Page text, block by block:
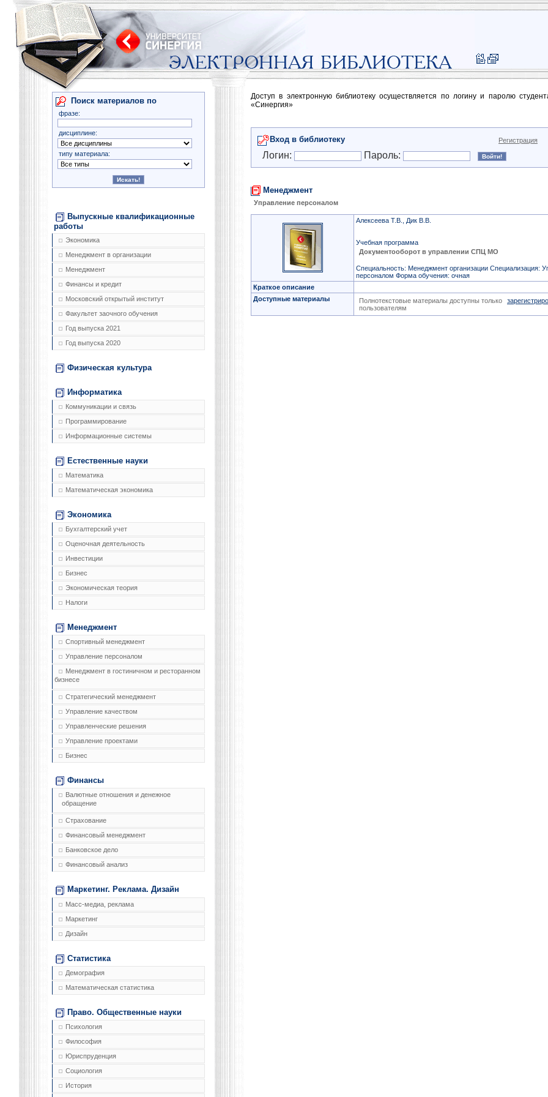
Поиск материалов по
фразе:
дисциплине:
типу материала:
Выпускные квалификационные
работы
Экономика
Менеджмент в организации
Менеджмент
Финансы и кредит
Московский открытый институт
Факультет заочного обучения
Год выпуска 2021
Год выпуска 2020
Физическая культура
Информатика
Коммуникации и связь
Программирование
Информационные системы
Естественные науки
Математика
Математическая экономика
Экономика
Бухгалтерский учет
Оценочная деятельность
Инвестиции
Бизнес
Экономическая теория
Налоги
Менеджмент
Спортивный менеджмент
Управление персоналом
Менеджмент в гостиничном и ресторанном
бизнесе
Стратегический менеджмент
Управление качеством
Управленческие решения
Управление проектами
Бизнес
Финансы
Валютные отношения и денежное
обращение
Страхование
Финансовый менеджмент
Банковское дело
Финансовый анализ
Маркетинг. Реклама. Дизайн
Масс-медиа, реклама
Маркетинг
Дизайн
Статистика
Демография
Математическая статистика
Право. Общественные науки
Психология
Философия
Юриспруденция
Социология
История
Доступ в электронную библиотеку осуществляется по логину и паролю
«Синергия»
Вход в библиотеку Регистрация
Логин: Пароль:
Менеджмент
Управление персоналом
Алексеева Т.В., Дик В.В.
Учебная программа
Документооборот в управлении СПЦ МО
Специальность: Менеджмент организации Специализация:
персоналом Форма обучения: очная
Краткое описание
Доступные материалы
Полнотекстовые материалы доступны только
пользователям